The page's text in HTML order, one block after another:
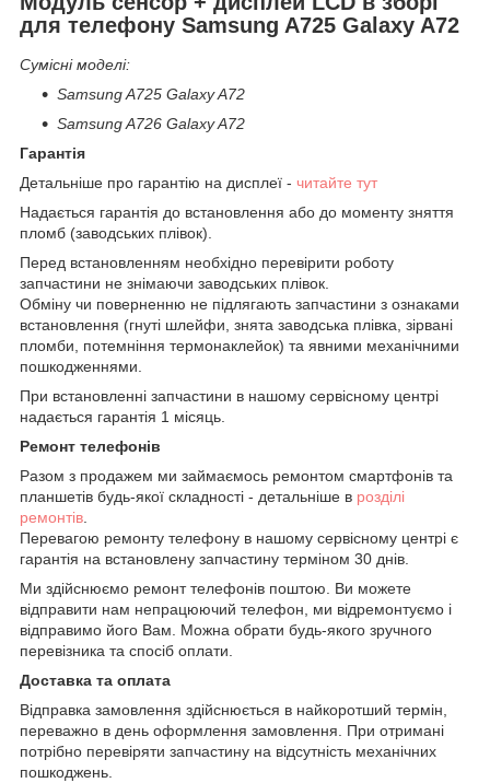
для телефону Samsung A725 Galaxy A72
Сумісні моделі:
Samsung A725 Galaxy A72
Samsung A726 Galaxy A72
Гарантія
Детальніше про гарантію на дисплеї - читайте тут
Надається гарантія до встановлення або до моменту зняття
пломб (заводських плівок).
Перед встановленням необхідно перевірити роботу
запчастини не знімаючи заводських плівок.
Обміну чи поверненню не підлягають запчастини з ознаками
встановлення (гнуті шлейфи, знята заводська плівка, зірвані
пломби, потемніння термонаклейок) та явними механічними
пошкодженнями.
При встановленні запчастини в нашому сервісному центрі
надається гарантія 1 місяць.
Ремонт телефонів
Разом з продажем ми займаємось ремонтом смартфонів та
планшетів будь-якої складності - детальніше в розділі
ремонтів
Перевагою ремонту телефону в нашому сервісному центрі є
гарантія на встановлену запчастину терміном 30 днів.
Ми здійснюємо ремонт телефонів поштою. Ви можете
відправити нам непрацюючий телефон, ми відремонтуємо і
відправимо його Вам. Можна обрати будь-якого зручного
перевізника та спосіб оплати.
Доставка та оплата
Відправка замовлення здійснюється в найкоротший термін,
переважно в день оформлення замовлення. При отримані
потрібно перевіряти запчастину на відсутність механічних
пошкоджень.